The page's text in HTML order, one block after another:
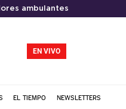
ambulantes
EN VIVO
EL TIEMPO NEWSLETTERS